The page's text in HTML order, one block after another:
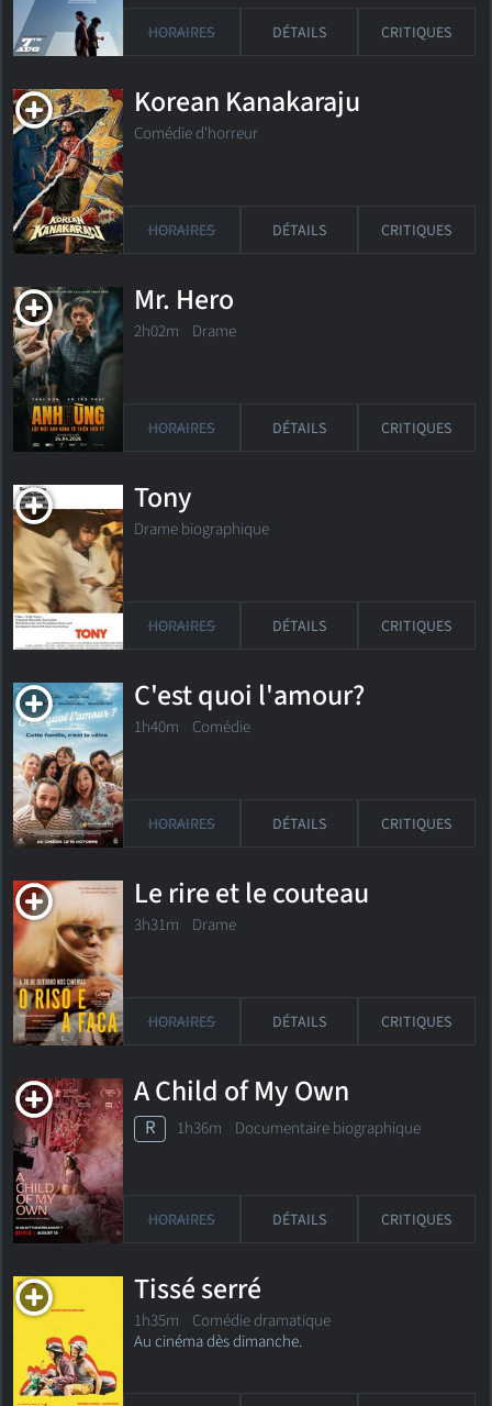
HORAIRES DÉTAILS CRITIQUES
Korean Kanakaraju
Comédie d'horreur
HORAIRES DÉTAILS CRITIQUES
Mr. Hero
2h02m Drame
HORAIRES DÉTAILS CRITIQUES
Tony
Drame biographique
HORAIRES DÉTAILS CRITIQUES
C'est quoi l'amour?
1h40m Comédie
HORAIRES DÉTAILS CRITIQUES
Le rire et le couteau
3h31m Drame
HORAIRES DÉTAILS CRITIQUES
A Child of My Own
R 1h36m Documentaire biographique
HORAIRES DÉTAILS CRITIQUES
Tissé serré
1h35m Comédie dramatique
Au cinéma dès dimanche.